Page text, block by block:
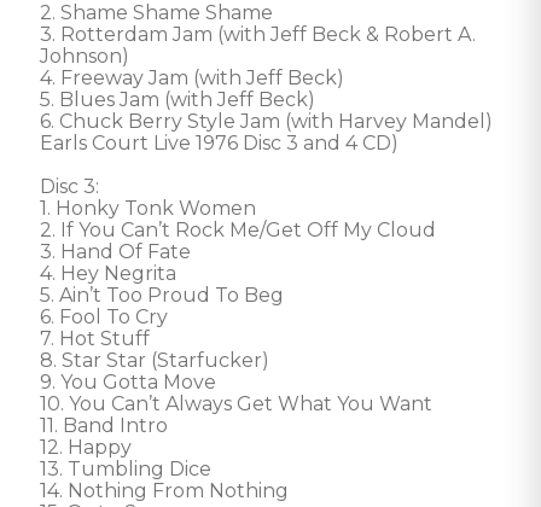
2. Shame Shame Shame
3. Rotterdam Jam (with Jeff Beck & Robert A.
Johnson)
4. Freeway Jam (with Jeff Beck)
5. Blues Jam (with Jeff Beck)
6. Chuck Berry Style Jam (with Harvey Mandel)
Earls Court Live 1976 Disc 3 and 4 CD)
Disc 3:
1. Honky Tonk Women
2. If You Can’t Rock Me/Get Off My Cloud
3. Hand Of Fate
4. Hey Negrita
5. Ain’t Too Proud To Beg
6. Fool To Cry
7. Hot Stuff
8. Star Star (Starfucker)
9. You Gotta Move
10. You Can’t Always Get What You Want
11. Band Intro
12. Happy
13. Tumbling Dice
14. Nothing From Nothing